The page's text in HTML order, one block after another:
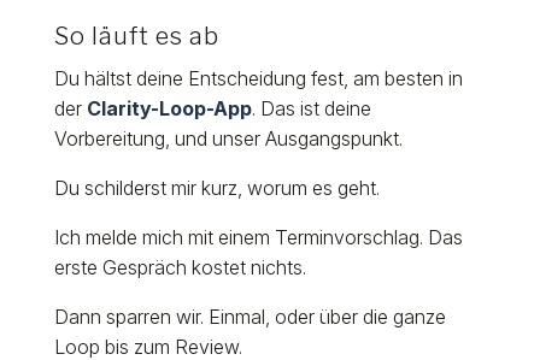
So läuft es ab
Du hältst deine Entscheidung fest, am besten in
der Clarity-Loop-App. Das ist deine
Vorbereitung, und unser Ausgangspunkt.
Du schilderst mir kurz, worum es geht.
Ich melde mich mit einem Terminvorschlag. Das
erste Gespräch kostet nichts.
Dann sparren wir. Einmal, oder über die ganze
Loop bis zum Review.